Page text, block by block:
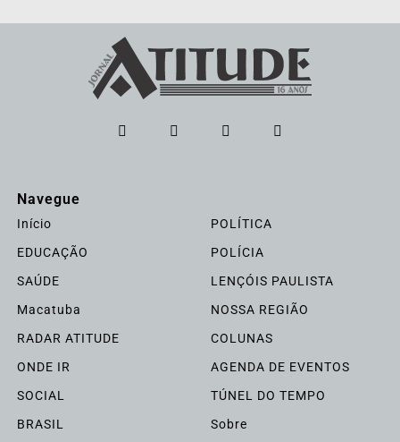
Navegue
Início
POLÍTICA
EDUCAÇÃO
POLÍCIA
SAÚDE
LENÇÓIS PAULISTA
Macatuba
NOSSA REGIÃO
RADAR ATITUDE
COLUNAS
ONDE IR
AGENDA DE EVENTOS
SOCIAL
TÚNEL DO TEMPO
BRASIL
Sobre